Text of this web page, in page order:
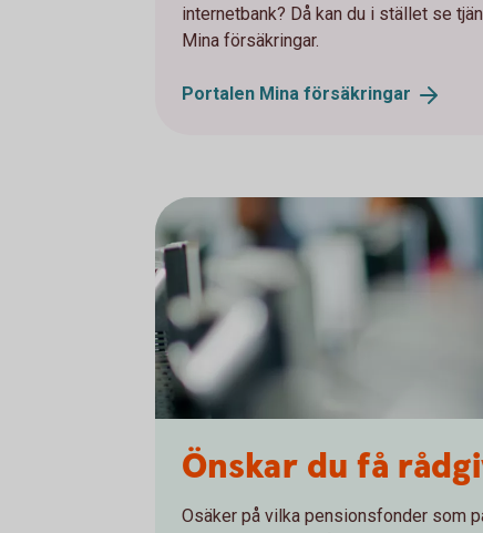
internetbank? Då kan du i stället se
Mina försäkringar.
Portalen Mina försäkringar
Önskar du få
Osäker på vilka pensionsfonder som